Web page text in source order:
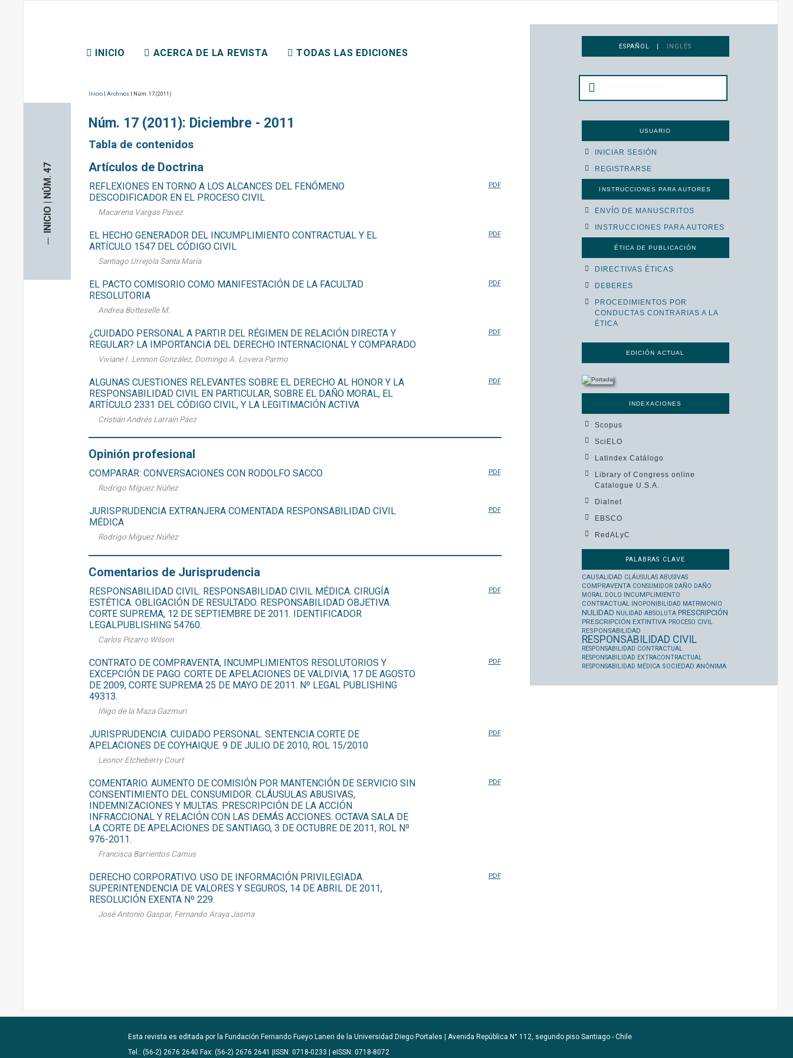
ESPAÑOL | INGLÉS
USUARIO
INICIAR SESIÓN
REGISTRARSE
INSTRUCCIONES PARA AUTORES
ENVÍO DE MANUSCRITOS
INSTRUCCIONES PARA AUTORES
ÉTICA DE PUBLICACIÓN
DIRECTIVAS ÉTICAS
DEBERES
PROCEDIMIENTOS POR
CONDUCTAS CONTRARIAS A LA
ÉTICA
EDICIÓN ACTUAL
INDEXACIONES
Scopus
SciELO
Latindex Catálogo
Library of Congress online
Catalogue U.S.A.
Dialnet
EBSCO
RedALyC
PALABRAS CLAVE
CAUSALIDAD CLÁUSULAS ABUSIVAS
COMPRAVENTA CONSUMIDOR DAÑO DAÑO
MORAL DOLO INCUMPLIMIENTO
CONTRACTUAL INOPONIBILIDAD MATRIMONIO
NULIDAD NULIDAD ABSOLUTA PRESCRIPCIÓN
PRESCRIPCIÓN EXTINTIVA PROCESO CIVIL
RESPONSABILIDAD
RESPONSABILIDAD CIVIL
RESPONSABILIDAD CONTRACTUAL
RESPONSABILIDAD EXTRACONTRACTUAL
RESPONSABILIDAD MÉDICA SOCIEDAD ANÓNIMA
INICIO ACERCA DE LA REVISTA TODAS LAS EDICIONES
─
INICIO | NÚM. 47
Inicio| Archivos| Núm. 17 (2011)
Núm. 17 (2011): Diciembre - 2011
Tabla de contenidos
Artículos de Doctrina
REFLEXIONES EN TORNO A LOS ALCANCES DEL FENÓMENO
DESCODIFICADOR EN EL PROCESO CIVIL
Macarena Vargas Pavez
PDF
EL HECHO GENERADOR DEL INCUMPLIMIENTO CONTRACTUAL Y EL
ARTÍCULO 1547 DEL CÓDIGO CIVIL
Santiago Urrejola Santa María
PDF
EL PACTO COMISORIO COMO MANIFESTACIÓN DE LA FACULTAD
RESOLUTORIA
Andrea Botteselle M.
PDF
¿CUIDADO PERSONAL A PARTIR DEL RÉGIMEN DE RELACIÓN DIRECTA Y
REGULAR? LA IMPORTANCIA DEL DERECHO INTERNACIONAL Y COMPARADO
Viviane I. Lennon González, Domingo A. Lovera Parmo
PDF
ALGUNAS CUESTIONES RELEVANTES SOBRE EL DERECHO AL HONOR Y LA
RESPONSABILIDAD CIVIL EN PARTICULAR, SOBRE EL DAÑO MORAL, EL
ARTÍCULO 2331 DEL CÓDIGO CIVIL, Y LA LEGITIMACIÓN ACTIVA
Cristián Andrés Larraín Páez
PDF
Opinión profesional
COMPARAR: CONVERSACIONES CON RODOLFO SACCO
Rodrigo Míguez Núñez
PDF
JURISPRUDENCIA EXTRANJERA COMENTADA RESPONSABILIDAD CIVIL
MÉDICA
Rodrigo Míguez Núñez
PDF
Comentarios de Jurisprudencia
RESPONSABILIDAD CIVIL. RESPONSABILIDAD CIVIL MÉDICA. CIRUGÍA
ESTÉTICA. OBLIGACIÓN DE RESULTADO. RESPONSABILIDAD OBJETIVA.
CORTE SUPREMA, 12 DE SEPTIEMBRE DE 2011. IDENTIFICADOR
LEGALPUBLISHING 54760.
Carlos Pizarro Wilson
PDF
CONTRATO DE COMPRAVENTA, INCUMPLIMIENTOS RESOLUTORIOS Y
EXCEPCIÓN DE PAGO. CORTE DE APELACIONES DE VALDIVIA, 17 DE AGOSTO
DE 2009, CORTE SUPREMA 25 DE MAYO DE 2011. Nº LEGAL PUBLISHING
49313.
Iñigo de la Maza Gazmuri
PDF
JURISPRUDENCIA. CUIDADO PERSONAL. SENTENCIA CORTE DE
APELACIONES DE COYHAIQUE. 9 DE JULIO DE 2010, ROL 15/2010
Leonor Etcheberry Court
PDF
COMENTARIO. AUMENTO DE COMISIÓN POR MANTENCIÓN DE SERVICIO SIN
CONSENTIMIENTO DEL CONSUMIDOR. CLÁUSULAS ABUSIVAS,
INDEMNIZACIONES Y MULTAS. PRESCRIPCIÓN DE LA ACCIÓN
INFRACCIONAL Y RELACIÓN CON LAS DEMÁS ACCIONES. OCTAVA SALA DE
LA CORTE DE APELACIONES DE SANTIAGO, 3 DE OCTUBRE DE 2011, ROL Nº
976-2011.
Francisca Barrientos Camus
PDF
DERECHO CORPORATIVO. USO DE INFORMACIÓN PRIVILEGIADA.
SUPERINTENDENCIA DE VALORES Y SEGUROS, 14 DE ABRIL DE 2011,
RESOLUCIÓN EXENTA Nº 229.
José Antonio Gaspar, Fernando Araya Jasma
PDF
Esta revista es editada por la Fundación Fernando Fueyo Laneri de la Universidad Diego Portales | Avenida República N° 112, segundo piso Santiago - Chile
Tel.: (56-2) 2676 2640 Fax: (56-2) 2676 2641 |ISSN: 0718-0233 | eISSN: 0718-8072